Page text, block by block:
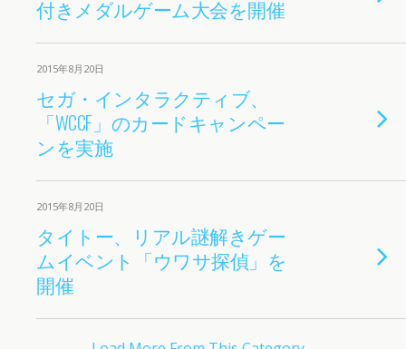
付きメダルゲーム大会を開催
2015年8月20日
セガ・インタラクティブ、
「WCCF」のカードキャンペー
ンを実施
2015年8月20日
タイトー、リアル謎解きゲー
ムイベント「ウワサ探偵」を
開催